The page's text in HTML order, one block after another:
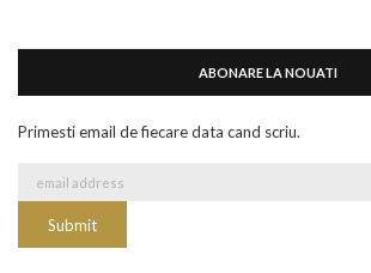
ABONARE LA NOUATI
Primesti email de fiecare data cand scriu.